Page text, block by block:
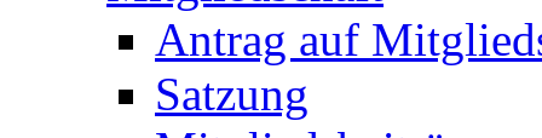
Antrag auf
Satzung